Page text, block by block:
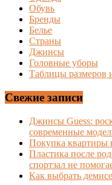
Обувь
Бренды
Белье
Страны
Джинсы
Головные уборы
Таблицы размеров
Свежие записи
Джинсы Guess:
современные
Покупка квартиры
Пластика после
спортзал не
Как выбрать